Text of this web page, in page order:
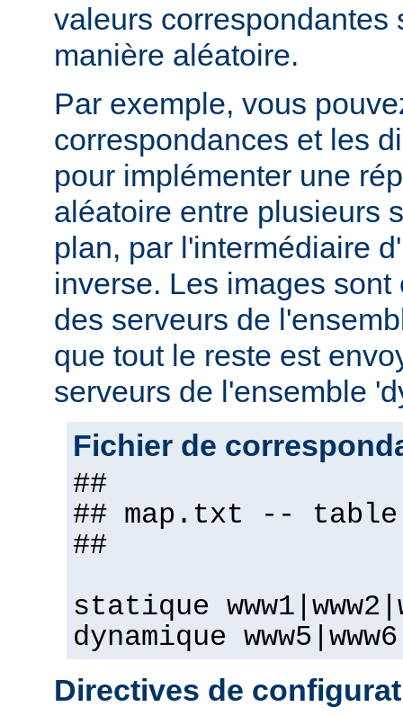
valeurs correspondantes
manière aléatoire.
Par exemple, vous
correspondances et les
pour implémenter une
aléatoire entre plusieurs
plan, par l'intermédiaire
inverse. Les images
des serveurs de
que tout le reste est
serveurs de l'ensemble
Fichier de
##
## map.txt --
##
statique
dynamique www5|www6
Directives de